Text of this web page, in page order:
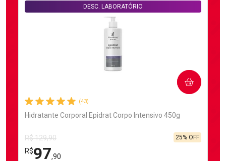
(43)
Hidratante Corporal Epidrat Corpo Intensivo 450g
DESC. LABORATÓRIO
R$ 129,90
R$97,90
25% OFF
COMPRAR